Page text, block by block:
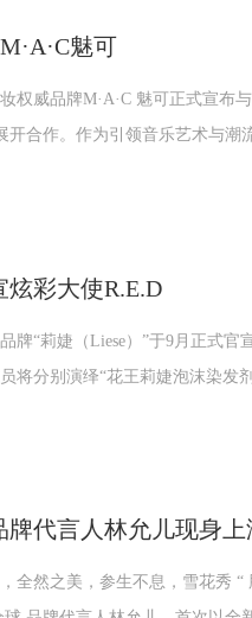
魅可
权威品牌M·A·C 魅可正式宣布
合作。作为引领音乐艺术与潮
彩大使R.E.D
牌“莉婕（Liese）”于9月正式官
将分别演绎“花王莉婕泡沫染发剂
牌代言人林允儿现身上
然之美，参生不息，雪花秀 “